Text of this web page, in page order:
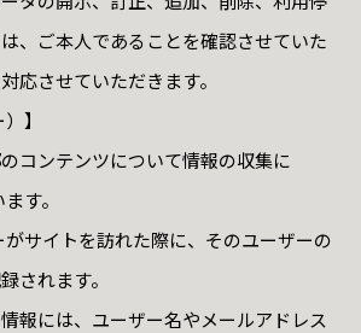
、ご本人であることを確認させていた
応させていただきます。
】
コンテンツについて情報の収集に
す。
サイトを訪れた際に、そのユーザーの
されます。
報には、ユーザー名やメールアドレス